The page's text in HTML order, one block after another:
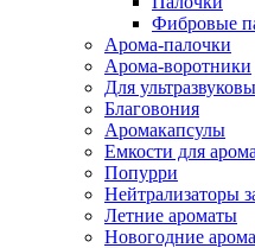
Фибровые
Арома-палочки
Арома-воротники
Для
Благовония
Аромакапсулы
Емкости для
Попурри
Нейтрализаторы
Летние ароматы
Новогодние